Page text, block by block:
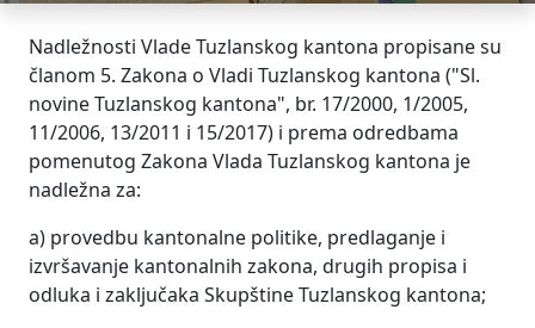
Nadležnosti Vlade Tuzlanskog kantona propisane su
članom 5. Zakona o Vladi Tuzlanskog kantona ("Sl.
novine Tuzlanskog kantona", br. 17/2000, 1/2005,
11/2006, 13/2011 i 15/2017) i prema odredbama
pomenutog Zakona Vlada Tuzlanskog kantona je
nadležna za:
a) provedbu kantonalne politike, predlaganje i
izvršavanje kantonalnih zakona, drugih propisa i
odluka i zaključaka Skupštine Tuzlanskog kantona;